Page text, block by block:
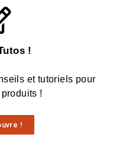
!
et tutoriels pour
!
!